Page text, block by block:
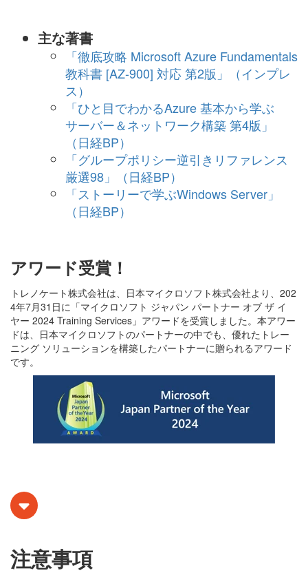
主な著書
「徹底攻略 Microsoft Azure Fundamentals
教科書 [AZ-900] 対応 第2版」（インプレ
ス）
「ひと目でわかるAzure 基本から学ぶ
サーバー＆ネットワーク構築 第4版」
（日経BP）
「グループポリシー逆引きリファレンス
厳選98」（日経BP）
「ストーリーで学ぶWindows Server」
（日経BP）
アワード受賞！
トレノケート株式会社は、日本マイクロソフト株式会社より、202
4年7月31日に「マイクロソフト ジャパン パートナー オブ ザ イ
ヤー 2024 Training Services」アワードを受賞しました。本アワー
ドは、日本マイクロソフトのパートナーの中でも、優れたトレー
ニング ソリューションを構築したパートナーに贈られるアワード
です。
注意事項